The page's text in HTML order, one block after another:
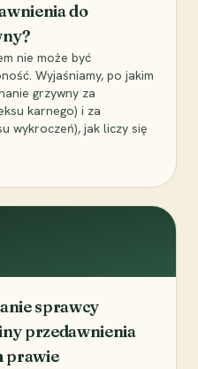
do
nie może być
Wyjaśniamy, po jakim
grzywny za
karnego) i za
wykroczeń), jak liczy się
sprawcy
przedawnienia
prawie